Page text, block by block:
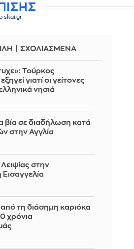
skai.gr
ΣΧΟΛΙΑΣΜΕΝΑ
Τούρκος
γιατί οι γείτονες
νησιά
βία σε διαδήλωση κατά
στην Αγγλία
στην
από τη διάσημη καριόκα
χρόνια